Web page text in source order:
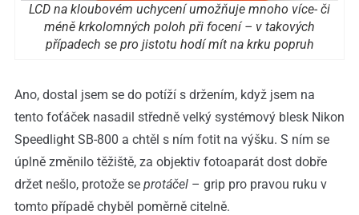
LCD na kloubovém uchycení umožňuje mnoho více- či
méně krkolomných poloh při focení – v takových
případech se pro jistotu hodí mít na krku popruh
Ano, dostal jsem se do potíží s držením, když jsem na
tento foťáček nasadil středně velký systémový blesk Nikon
Speedlight SB-800 a chtěl s ním fotit na výšku. S ním se
úplně změnilo těžiště, za objektiv fotoaparát dost dobře
držet nešlo, protože se protáčel – grip pro pravou ruku v
tomto případě chyběl poměrně citelně.